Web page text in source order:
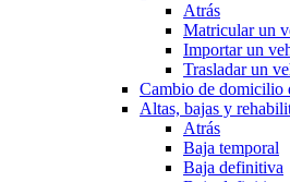
Atrás
Matricular un
Importar un
Trasladar un
Cambio de domicilio
Altas, bajas y
Atrás
Baja temporal
Baja definitiva